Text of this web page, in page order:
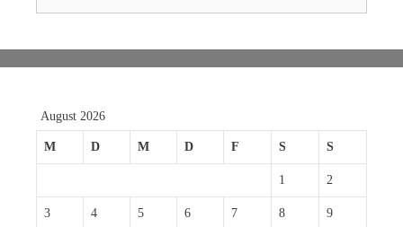
August 2026
M D M D F S S
1 2
3 4 5 6 7 8 9